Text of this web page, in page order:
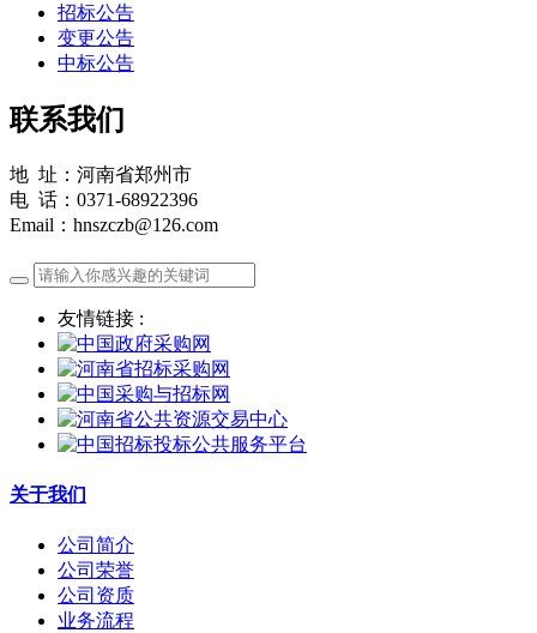
招标公告
变更公告
中标公告
联系我们
地 址：河南省郑州市
电 话：0371-68922396
Email：hnszczb@126.com
友情链接 :
关于我们
公司简介
公司荣誉
公司资质
业务流程